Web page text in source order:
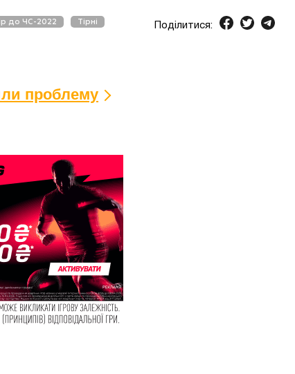
до ЧС-2022 Тірні Поділитися:
проблему